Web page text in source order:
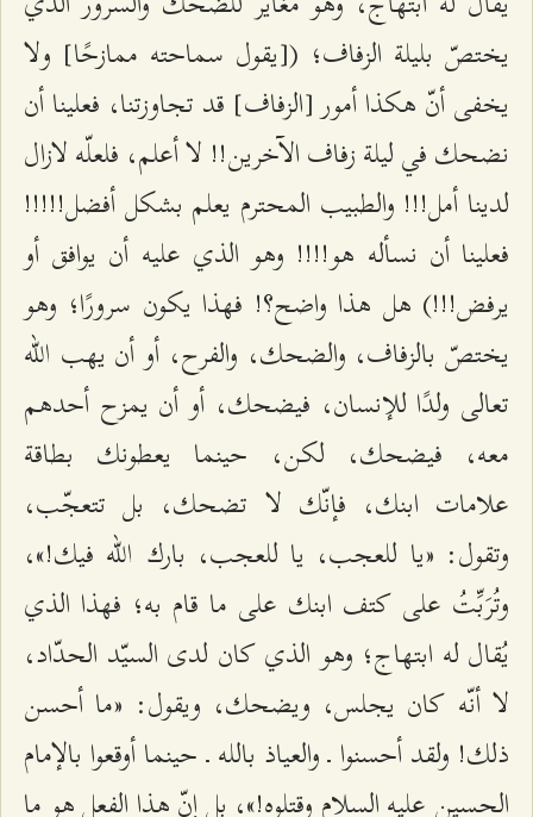
يختصّ بليلة الزفاف؛ ([يقول سماحته ممازحًا] ولا
يخفى أنّ هكذا أمور [الزفاف] قد تجاوزتنا، فعلينا أن
نضحك في ليلة زفاف الآخرين!! لا أعلم، فلعلّه لازال
لدينا أمل!!! والطبيب المحترم يعلم بشكل أفضل!!!!!
فعلينا أن نسأله هو!!!! وهو الذي عليه أن يوافق أو
يرفض!!!) هل هذا واضح؟! فهذا يكون سرورًا؛ وهو
يختصّ بالزفاف، والضحك، والفرح، أو أن يهب الله
تعالى ولدًا للإنسان، فيضحك، أو أن يمزح أحدهم
معه، فيضحك، لكن، حينما يعطونك بطاقة
علامات ابنك، فإنّك لا تضحك، بل تتعجّب،
وتقول: «يا للعجب، يا للعجب، بارك الله فيك!»،
وتُرَبِّتُ على كتف ابنك على ما قام به؛ فهذا الذي
يُقال له ابتهاج؛ وهو الذي كان لدى السيّد الحدّاد،
لا أنّه كان يجلس، ويضحك، ويقول: «ما أحسن
ذلك! ولقد أحسنوا ـ والعياذ بالله ـ حينما أوقعوا بالإمام
الحسين عليه السلام وقتلوه!»، بل إنّ هذا الفعل هو ما